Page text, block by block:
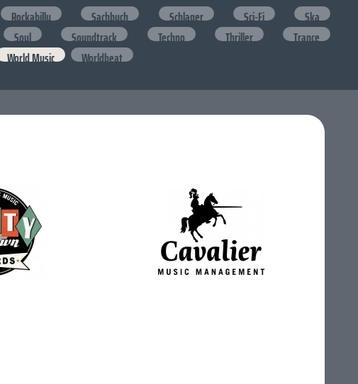
Rockabilly Sachbuch Schlager Sci-Fi
Ska
Soul Soundtrack Techno Thriller
Trance
World Music Worldbeat